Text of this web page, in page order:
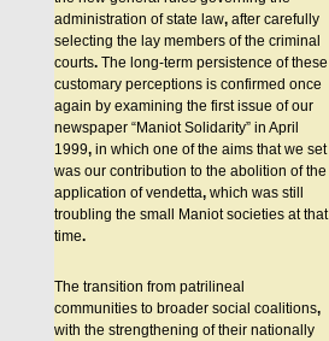
administration of state law,after carefully
selecting the lay members of the criminal
courts.The long-term persistence of these
customary perceptions is confirmed once
again by examining the first issue of our
newspaper “Maniot Solidarity” in April
1999,in which one of the aims that we set
was our contribution to the abolition of the
application of vendetta,which was still
troubling the small Maniot societies at that
time.
The transition from patrilineal
communities to broader social coalitions,
with the strengthening of their nationally